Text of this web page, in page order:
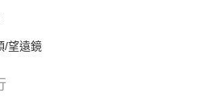
/望遠鏡